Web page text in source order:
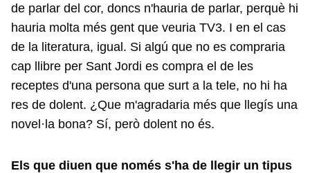
de parlar del cor, doncs n'hauria de parlar, perquè hi
hauria molta més gent que veuria TV3. I en el cas
de la literatura, igual. Si algú que no es compraria
cap llibre per Sant Jordi es compra el de les
receptes d'una persona que surt a la tele, no hi ha
res de dolent. ¿Que m'agradaria més que llegís una
novel·la bona? Sí, però dolent no és.
Els que diuen que només s'ha de llegir un tipus